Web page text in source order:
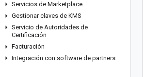
Servicios de Marketplace
Gestionar claves de KMS
Servicio de Autoridades de
Certificación
Facturación
Integración con software de partners